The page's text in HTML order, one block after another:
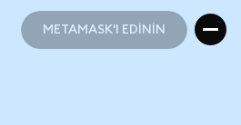
METAMASK'I EDİNİN